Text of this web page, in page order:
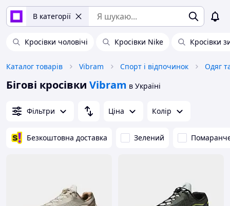
В категорії
Кросівки чоловічі Кросівки Nike Кросівки
Каталог товарів Vibram Спорт і відпочинок Одяг
Бігові кросівки Vibram в Україні
Фільтри Ціна Колір
Безкоштовна доставка Зелений